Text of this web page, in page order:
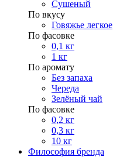
Сушеный
По вкусу
Говяжье легкое
По фасовке
0,1 кг
1 кг
По аромату
Без запаха
Череда
Зелёный чай
По фасовке
0,2 кг
0,3 кг
10 кг
Философия бренда